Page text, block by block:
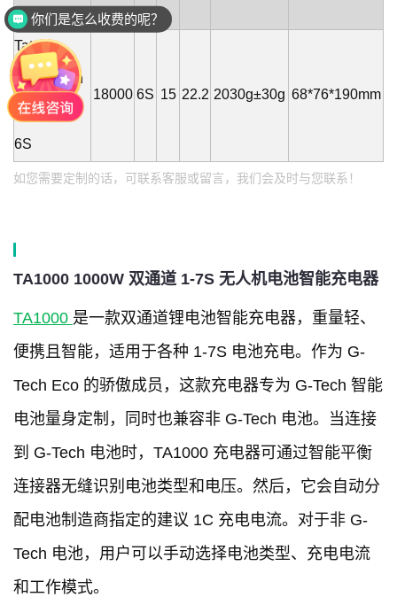
6S
Tattu
18000mAh
15C 22.2V
6S
18000 6S 15 22.2 2030g±30g 68*76*190mm
如您需要定制的话，可联系客服或留言，我们会及时与您联系！
TA1000 1000W 双通道 1-7S 无人机电池智能充电器
TA1000 是一款双通道锂电池智能充电器，重量轻、
便携且智能，适用于各种 1-7S 电池充电。作为 G-
Tech Eco 的骄傲成员，这款充电器专为 G-Tech 智能
电池量身定制，同时也兼容非 G-Tech 电池。当连接
到 G-Tech 电池时，TA1000 充电器可通过智能平衡
连接器无缝识别电池类型和电压。然后，它会自动分
配电池制造商指定的建议 1C 充电电流。对于非 G-
Tech 电池，用户可以手动选择电池类型、充电电流
和工作模式。
你们是怎么收费的呢？
是品牌厂家直销吗？